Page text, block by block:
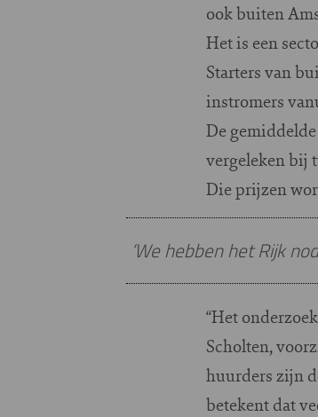
ook buiten
Het is een
Starters van
instromers
De
vergeleken bij
Die prijzen
‘We hebben het Rijk
“Het
Scholten,
huurders zijn
betekent dat